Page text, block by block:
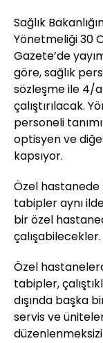
Sağlık
Yönetmeliği 30
Gazete’de
göre, sağlık
sözleşme ile 4/
çalıştırılacak.
personeli
optisyen ve
kapsıyor.
Özel hastanede
tabipler aynı
bir özel
çalışabilecekler.
Özel
tabipler,
dışında başka
servis ve